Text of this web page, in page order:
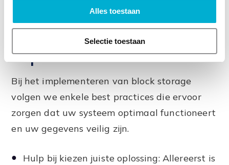
Alles toestaan
Selectie toestaan
TTNL zorgt voor optimale
implementatie
Bij het implementeren van block storage
volgen we enkele best practices die ervoor
zorgen dat uw systeem optimaal functioneert
en uw gegevens veilig zijn.
Hulp bij kiezen juiste oplossing: Allereerst is